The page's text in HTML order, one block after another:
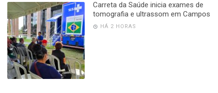
Carreta da Saúde inicia exames de
tomografia e ultrassom em Campos
HÁ 2 HORAS